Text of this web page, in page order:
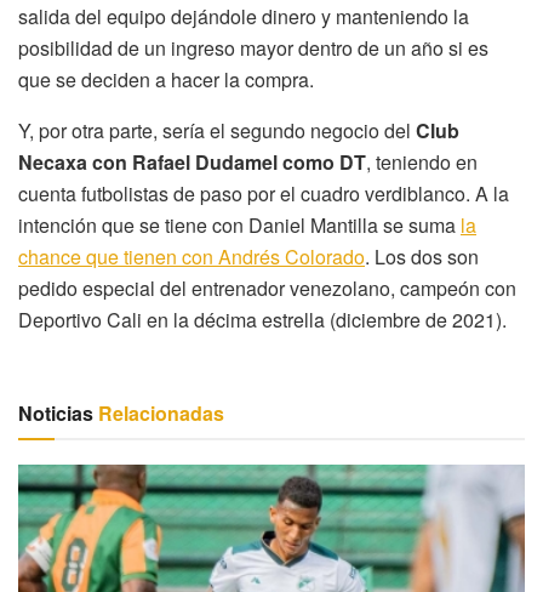
salida del equipo dejándole dinero y manteniendo la
posibilidad de un ingreso mayor dentro de un año si es
que se deciden a hacer la compra.
Y, por otra parte, sería el segundo negocio del Club
Necaxa con Rafael Dudamel como DT, teniendo en
cuenta futbolistas de paso por el cuadro verdiblanco. A la
intención que se tiene con Daniel Mantilla se suma la
chance que tienen con Andrés Colorado. Los dos son
pedido especial del entrenador venezolano, campeón con
Deportivo Cali en la décima estrella (diciembre de 2021).
Noticias Relacionadas